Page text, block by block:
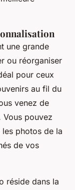
une grande
ou réorganiser
pour ceux
au fil du
venez de
Vous pouvez
photos de la
de vos
réside dans la